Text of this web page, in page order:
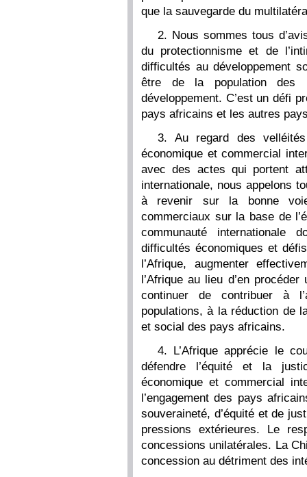
que la sauvegarde du
2. Nous sommes tous
du protectionnisme et de
difficultés au développement
être de la population des
développement. C’est un défi
pays africains et les autres
3. Au regard des
économique et commercial
avec des actes qui portent
internationale, nous appelons
à revenir sur la bonne
commerciaux sur la base de
communauté internationale
difficultés économiques et
l’Afrique, augmenter
l’Afrique au lieu d’en
continuer de contribuer à
populations, à la réduction de
et social des pays africains.
4. L’Afrique apprécie le
défendre l’équité et la
économique et commercial
l’engagement des pays
souveraineté, d’équité et de
pressions extérieures. Le
concessions unilatérales. La
concession au détriment des